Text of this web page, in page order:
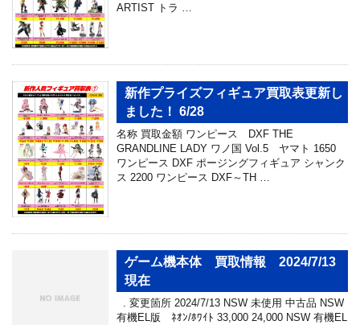
ARTIST トラ …
新作プライズフィギュア買取表更新し
ました！ 6/28
名称 買取金額 ワンピース DXF THE
GRANDLINE LADY ワノ国 Vol.5 ヤマト 1650
ワンピース DXF ポージングフィギュア シャンク
ス 2200 ワンピース DXF～TH …
ゲーム機本体 買取情報 2024/7/13
現在
. 変更箇所 2024/7/13 NSW 未使用 中古品 NSW
有機EL版 ﾈｵﾝ/ﾎﾜｲﾄ 33,000 24,000 NSW 有機EL